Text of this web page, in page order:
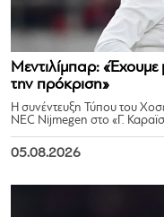
Μεντιλίμπαρ:
την πρόκριση»
Η συνέντευξη Τύπου του
NEC Nijmegen στο «Γ.
05.08.2026